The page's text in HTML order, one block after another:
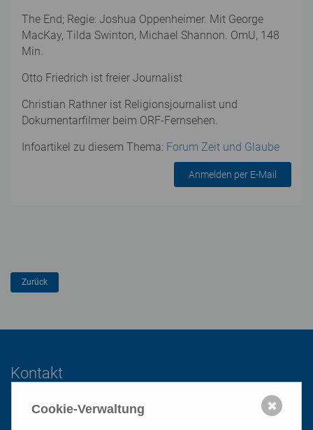
The End; Regie: Joshua Oppenheimer. Mit George
MacKay, Tilda Swinton, Michael Shannon. OmU, 148
Min.
Otto Friedrich ist freier Journalist
Christian Rathner ist Religionsjournalist und
Dokumentarfilmer beim ORF-Fernsehen.
Infoartikel zu diesem Thema: Forum Zeit und Glaube
Anmelden per E-Mail
Kontakt
Katholisches Bildungswerk Wien
Cookie-Verwaltung ✖